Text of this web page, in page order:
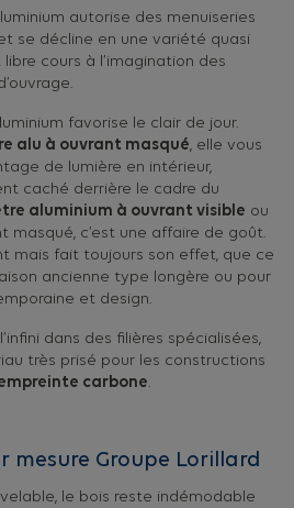
autorise des menuiseries
se décline en une variété quasi
cours à l’imagination des
favorise le clair de jour.
alu à ouvrant masqué, elle vous
de lumière en intérieur,
caché derrière le cadre du
aluminium à ouvrant visible ou
masqué, c’est une affaire de goût.
mais fait toujours son effet, que ce
ancienne type longère ou pour
et design.
dans des filières spécialisées,
très prisé pour les constructions
carbone.
mesure Groupe Lorillard
le bois reste indémodable